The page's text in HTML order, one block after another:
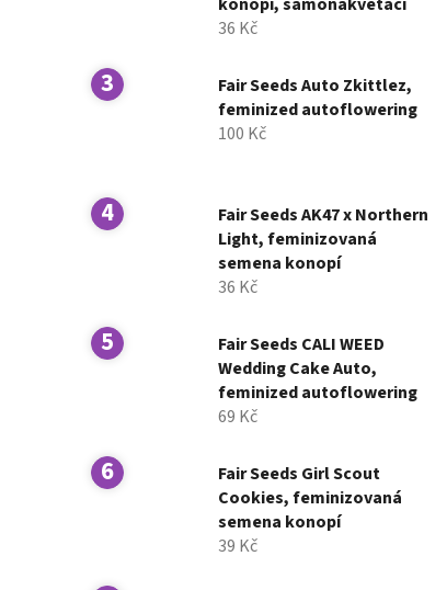
n
e
36 Kč
Fair Seeds Auto Zkittlez,
feminized autoflowering
100 Kč
Fair Seeds AK47 x Northern
Light, feminizovaná
semena konopí
36 Kč
Fair Seeds CALI WEED
Wedding Cake Auto,
feminized autoflowering
69 Kč
Fair Seeds Girl Scout
Cookies, feminizovaná
semena konopí
39 Kč